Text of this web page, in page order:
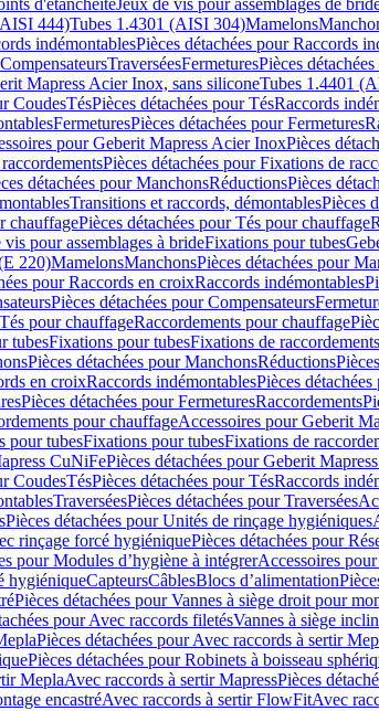
d'étanchéitéJeux de vis pour assemblages de
444)Tubes 1.4301 (AISI 304)Mamelons
indémontablesPièces détachées pour Raccords
TraverséesFermeturesPièces
Mapress Acier Inox, sans siliconeTubes 1.4401
CoudesTésPièces détachées pour TésRaccords
FermeturesPièces détachées pour Fermetures
pour Geberit Mapress Acier InoxPièces
Pièces détachées pour Fixations de
détachées pour ManchonsRéductionsPièces
Transitions et raccords, démontablesPièces
chauffagePièces détachées pour Tés pour chauffage
vis pour assemblages à brideFixations pour tubes
220)MamelonsManchonsPièces détachées pour
pour Raccords en croixRaccords indémontables
Pièces détachées pour Compensateurs
pour chauffageRaccordements pour chauffage
tubesFixations pour tubesFixations de raccordements
Pièces détachées pour ManchonsRéductions
en croixRaccords indémontablesPièces
Pièces détachées pour FermeturesRaccordements
pour chauffageAccessoires pour Geberit
pour tubesFixations pour tubesFixations de
CuNiFePièces détachées pour Geberit
CoudesTésPièces détachées pour TésRaccords
TraverséesPièces détachées pour Traversées
Pièces détachées pour Unités de rinçage hygiéniques
rinçage forcé hygiéniquePièces détachées pour
pour Modules d’hygiène à intégrerAccessoires
hygiéniqueCapteursCâblesBlocs d’alimentation
Pièces détachées pour Vannes à siège droit pour
pour Avec raccords filetésVannes à siège
Pièces détachées pour Avec raccords à sertir
Pièces détachées pour Robinets à boisseau
MeplaAvec raccords à sertir MapressPièces
encastréAvec raccords à sertir FlowFitAvec